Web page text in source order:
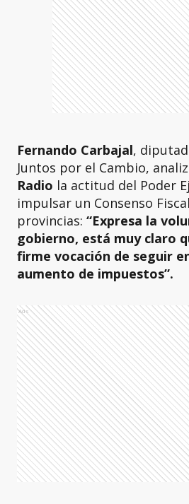
Fernando Carbajal,
Juntos por el Cambio,
Radio la actitud del Poder
impulsar un Consenso
provincias: “Expresa la
gobierno, está muy claro
firme vocación de seguir
aumento de impuestos”.
Ads